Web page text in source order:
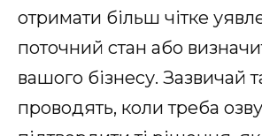
отримати більш чітке
поточний стан або
вашого бізнесу. Зазвичай
проводять, коли треба